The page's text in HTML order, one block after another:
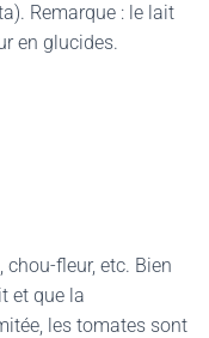
Remarque : le lait
en glucides.
fleur, etc. Bien
et que la
les tomates sont